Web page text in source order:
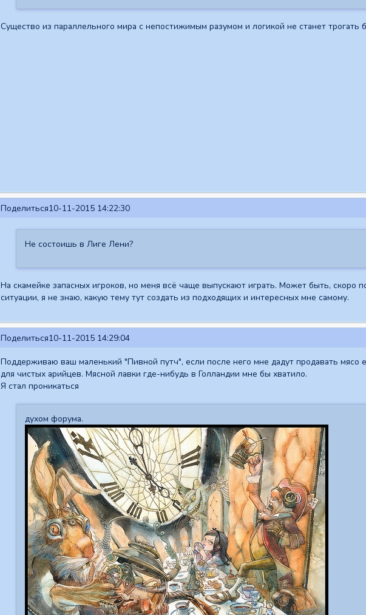
Существо из параллельного мира с непостижимым разумом и логикой не станет
Поделиться10-11-2015 14:22:30
Не состоишь в Лиге Лени?
На скамейке запасных игроков, но меня всё чаще выпускают играть. Может быть, скоро
ситуации, я не знаю, какую тему тут создать из подходящих и интересных мне самому.
Поделиться10-11-2015 14:29:04
Поддерживаю ваш маленький "Пивной путч", если после него мне дадут продавать мясо
для чистых арийцев. Мясной лавки где-нибудь в Голландии мне бы хватило.
Я стал проникаться
духом форума.